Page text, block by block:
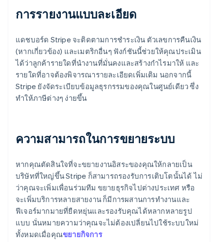
การรายงานแบบละเอียด
แดชบอร์ด Stripe จะติดตามการชําระเงิน ตัวเลขการคืนเงิน
(หากเกี่ยวข้อง) และเมตริกอื่นๆ ฟังก์ชันนี้ช่วยให้คุณประเมิน
ได้ว่าลูกค้ารายใดที่นำงานที่มั่นคงและสร้างกำไรมาให้ และ
รายใดที่อาจต้องพิจารณารายละเอียดเพิ่มเติม นอกจากนี้
Stripe ยังจัดระเบียบข้อมูลธุรกรรมของคุณในศูนย์เดียว ซึ่ง
ทําให้ภาษีต่างๆ ง่ายขึ้น
ความสามารถในการขยายระบบ
หากคุณตัดสินใจที่จะขยายงานอิสระของคุณให้กลายเป็น
บริษัทที่ใหญ่ขึ้น Stripe ก็สามารถรองรับการเติบโตนั้นได้ ไม่
ว่าคุณจะเพิ่มเพื่อนร่วมทีม ขยายธุรกิจไปต่างประเทศ หรือ
จะเพิ่มบริการหลายสายงาน ก็มีการผสานการทํางานและ
ฟีเจอร์มากมายที่ยืดหยุ่นและรองรับคุณได้หลากหลายรูป
แบบ นั่นหมายความว่าคุณจะไม่ต้องเปลี่ยนไปใช้ระบบใหม่
ทั้งหมดเมื่อคุณขยายกิจการ